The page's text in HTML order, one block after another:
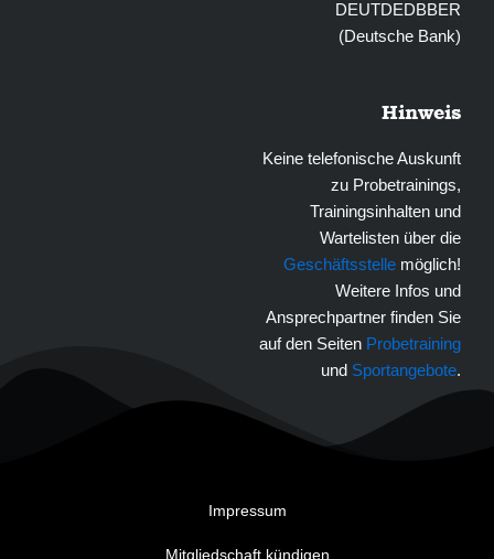
DEUTDEDBBER
(Deutsche Bank)
Hinweis
Keine telefonische Auskunft
zu Probetrainings,
Trainingsinhalten und
Wartelisten über die
Geschäftsstelle möglich!
Weitere Infos und
Ansprechpartner finden Sie
auf den Seiten Probetraining
und Sportangebote.
Impressum
Mitgliedschaft kündigen